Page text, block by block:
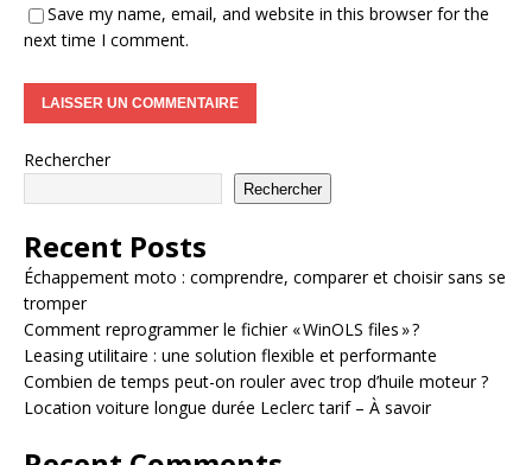
Save my name, email, and website in this browser for the
next time I comment.
Rechercher
Rechercher
Recent Posts
Échappement moto : comprendre, comparer et choisir sans se
tromper
Comment reprogrammer le fichier « WinOLS files » ?
Leasing utilitaire : une solution flexible et performante
Combien de temps peut-on rouler avec trop d’huile moteur ?
Location voiture longue durée Leclerc tarif – À savoir